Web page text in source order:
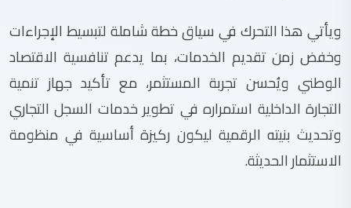
ويأتي هذا التحرك في سياق خطة شاملة لتبسيط الإجراءات
وخفض زمن تقديم الخدمات، بما يدعم تنافسية الاقتصاد
الوطني ويُحسن تجربة المستثمر، مع تأكيد جهاز تنمية
التجارة الداخلية استمراره في تطوير خدمات السجل التجاري
وتحديث بنيته الرقمية ليكون ركيزة أساسية في منظومة
الاستثمار الحديثة.